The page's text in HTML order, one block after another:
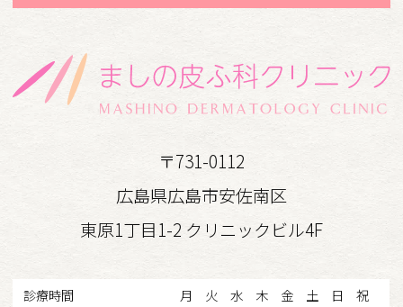
〒731-0112
広島県広島市安佐南区
東原1丁目1-2 クリニックビル4F
診療時間
月 火 水 木 金 土 日 祝